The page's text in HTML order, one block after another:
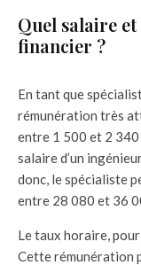
Quel salaire
financier ?
En tant que
rémunération très
entre 1 500 et 2 340
salaire d’un
donc, le spécialiste
entre 28 080 et 36
Le taux horaire,
Cette rémunération